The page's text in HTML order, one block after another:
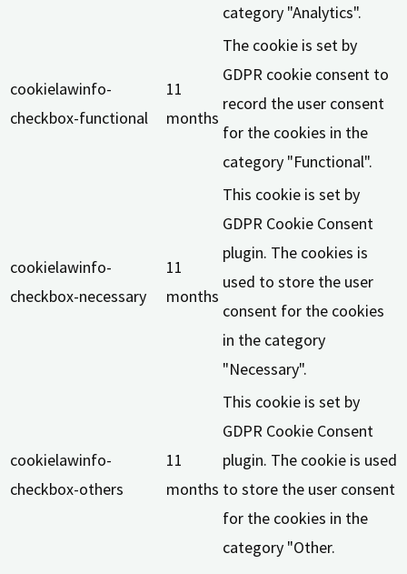
category "Analytics".
cookielawinfo-
checkbox-functional
11
months
The cookie is set by
GDPR cookie consent to
record the user consent
for the cookies in the
category "Functional".
cookielawinfo-
checkbox-necessary
11
months
This cookie is set by
GDPR Cookie Consent
plugin. The cookies is
used to store the user
consent for the cookies
in the category
"Necessary".
cookielawinfo-
checkbox-others
11
months
This cookie is set by
GDPR Cookie Consent
plugin. The cookie is used
to store the user consent
for the cookies in the
category "Other.